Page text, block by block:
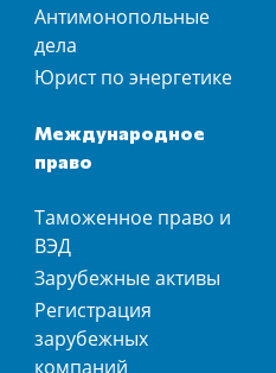
Антимонопольные
дела
Юрист по энергетике
Международное
право
Таможенное право и
ВЭД
Зарубежные активы
Регистрация
зарубежных
компаний